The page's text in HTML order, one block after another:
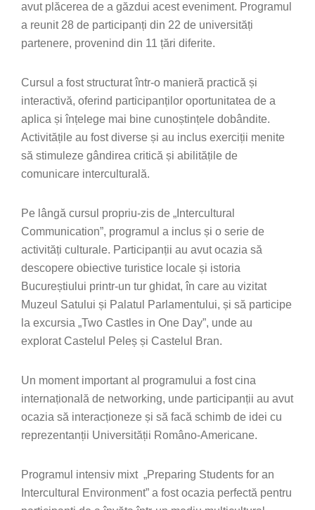
avut plăcerea de a găzdui acest eveniment. Programul
a reunit 28 de participanți din 22 de universități
partenere, provenind din 11 țări diferite.
Cursul a fost structurat într-o manieră practică și
interactivă, oferind participanților oportunitatea de a
aplica și înțelege mai bine cunoștințele dobândite.
Activitățile au fost diverse și au inclus exerciții menite
să stimuleze gândirea critică și abilitățile de
comunicare interculturală.
Pe lângă cursul propriu-zis de „Intercultural
Communication”, programul a inclus și o serie de
activități culturale. Participanții au avut ocazia să
descopere obiective turistice locale și istoria
Bucureștiului printr-un tur ghidat, în care au vizitat
Muzeul Satului și Palatul Parlamentului, și să participe
la excursia „Two Castles in One Day”, unde au
explorat Castelul Peleș și Castelul Bran.
Un moment important al programului a fost cina
internațională de networking, unde participanții au avut
ocazia să interacționeze și să facă schimb de idei cu
reprezentanții Universității Româno-Americane.
Programul intensiv mixt „Preparing Students for an
Intercultural Environment” a fost ocazia perfectă pentru